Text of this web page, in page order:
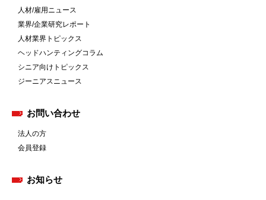
人材/雇用ニュース
業界/企業研究レポート
人材業界トピックス
ヘッドハンティングコラム
シニア向けトピックス
ジーニアスニュース
お問い合わせ
法人の方
会員登録
お知らせ